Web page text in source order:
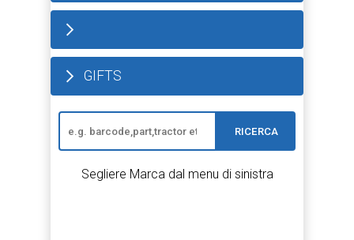
GIFTS
RICERCA
Segliere Marca dal menu di sinistra